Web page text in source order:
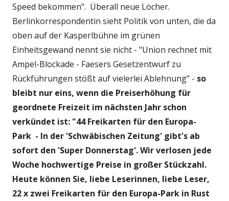
Speed bekommen". Überall neue Löcher.
Berlinkorrespondentin sieht Politik von unten, die da
oben auf der Kasperlbühne im grünen
Einheitsgewand nennt sie nicht - "Union rechnet mit
Ampel-Blockade - Faesers Gesetzentwurf zu
Rückführungen stößt auf vielerlei Ablehnung" - so
bleibt nur eins, wenn die Preiserhöhung für
geordnete Freizeit im nächsten Jahr schon
verkündet ist: "44 Freikarten für den Europa-
Park - In der 'Schwäbischen Zeitung' gibt's ab
sofort den 'Super Donnerstag'. Wir verlosen jede
Woche hochwertige Preise in großer Stückzahl.
Heute können Sie, liebe Leserinnen, liebe Leser,
22 x zwei Freikarten für den Europa-Park in Rust